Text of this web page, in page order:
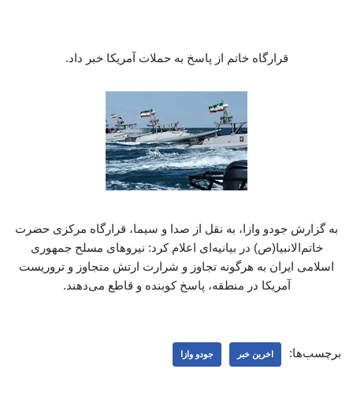
قرارگاه خاتم از پاسخ به حملات آمریکا خبر داد.
به گزارش جودو وازا، به نقل از صدا و سیما، قرارگاه مرکزی حضرت
خاتم‌الانبیا(ص) در بیانیه‌ای اعلام کرد: نیروهای مسلح جمهوری
اسلامی ایران به هرگونه تجاوز و شرارت ارتش متجاوز و تروریست
آمریکا در منطقه، پاسخ کوبنده و قاطع می‌دهند.
برچسب‌ها: اخرین خبر جودو وازا